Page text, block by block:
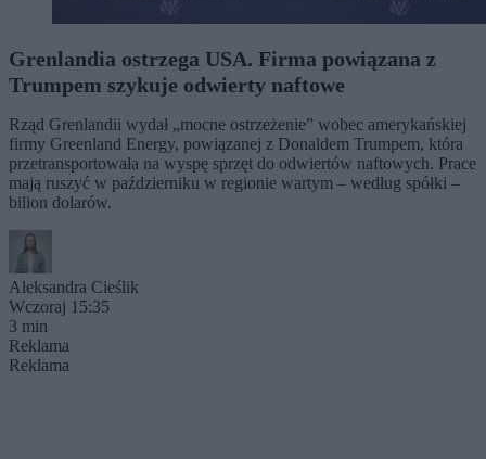
Grenlandia ostrzega USA. Firma powiązana z
Trumpem szykuje odwierty naftowe
Rząd Grenlandii wydał „mocne ostrzeżenie” wobec amerykańskiej
firmy Greenland Energy, powiązanej z Donaldem Trumpem, która
przetransportowała na wyspę sprzęt do odwiertów naftowych. Prace
mają ruszyć w październiku w regionie wartym – według spółki –
bilion dolarów.
Aleksandra Cieślik
Wczoraj 15:35
3 min
Reklama
Reklama